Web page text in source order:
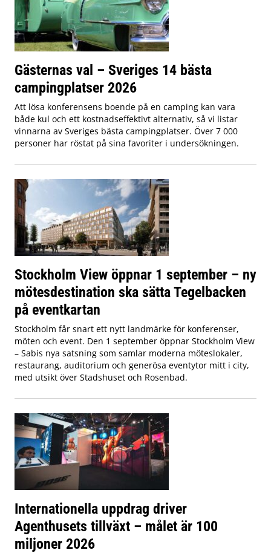
Gästernas val – Sveriges 14 bästa
campingplatser 2026
Att lösa konferensens boende på en camping kan vara
både kul och ett kostnadseffektivt alternativ, så vi listar
vinnarna av Sveriges bästa campingplatser. Över 7 000
personer har röstat på sina favoriter i undersökningen.
Stockholm View öppnar 1 september – ny
mötesdestination ska sätta Tegelbacken
på eventkartan
Stockholm får snart ett nytt landmärke för konferenser,
möten och event. Den 1 september öppnar Stockholm View
– Sabis nya satsning som samlar moderna möteslokaler,
restaurang, auditorium och generösa eventytor mitt i city,
med utsikt över Stadshuset och Rosenbad.
Internationella uppdrag driver
Agenthusets tillväxt – målet är 100
miljoner 2026